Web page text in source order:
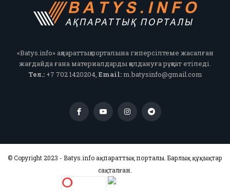
«Batys.info» ақпараттық порталына гиперсілтеме жасалған
жағдайда ғана материалдарды қолдануға рұқсат етіледі.
Тел.:+7 702 1420204, Email:m.batysinfo@gmail.com
© Copyright 2023 - Batys.info ақпараттық порталы. Барлық құқықтар
сақталған.